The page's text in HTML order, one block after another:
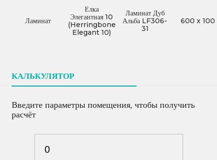
Ламинат
Елка
Элегантная 10
(Herringbone
Elegant 10)
Ламинат Дуб
Альба LF306-
31
600 x100
КАЛЬКУЛЯТОР
Введите параметры помещения, чтобы получить
расчёт